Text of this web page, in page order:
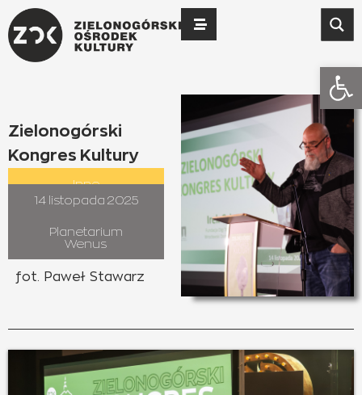
Zielonogórski
Kongres Kultury
Inne
14 listopada 2025
Planetarium
Wenus
fot. Paweł Stawarz